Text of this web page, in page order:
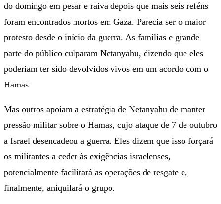
do domingo em pesar e raiva depois que mais seis reféns
foram encontrados mortos em Gaza. Parecia ser o maior
protesto desde o início da guerra. As famílias e grande
parte do público culparam Netanyahu, dizendo que eles
poderiam ter sido devolvidos vivos em um acordo com o
Hamas.
Mas outros apoiam a estratégia de Netanyahu de manter
pressão militar sobre o Hamas, cujo ataque de 7 de outubro
a Israel desencadeou a guerra. Eles dizem que isso forçará
os militantes a ceder às exigências israelenses,
potencialmente facilitará as operações de resgate e,
finalmente, aniquilará o grupo.